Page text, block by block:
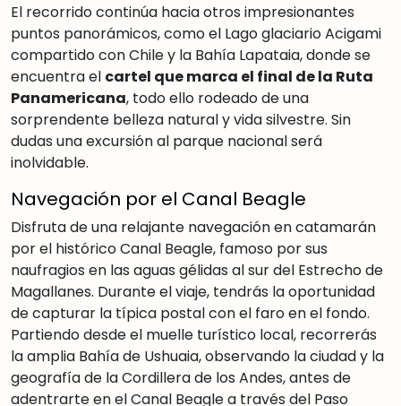
El recorrido continúa hacia otros impresionantes
puntos panorámicos, como el Lago glaciario Acigami
compartido con Chile y la Bahía Lapataia, donde se
encuentra el cartel que marca el final de la Ruta
Panamericana, todo ello rodeado de una
sorprendente belleza natural y vida silvestre. Sin
dudas una excursión al parque nacional será
inolvidable.
Navegación por el Canal Beagle
Disfruta de una relajante navegación en catamarán
por el histórico Canal Beagle, famoso por sus
naufragios en las aguas gélidas al sur del Estrecho de
Magallanes. Durante el viaje, tendrás la oportunidad
de capturar la típica postal con el faro en el fondo.
Partiendo desde el muelle turístico local, recorrerás
la amplia Bahía de Ushuaia, observando la ciudad y la
geografía de la Cordillera de los Andes, antes de
adentrarte en el Canal Beagle a través del Paso